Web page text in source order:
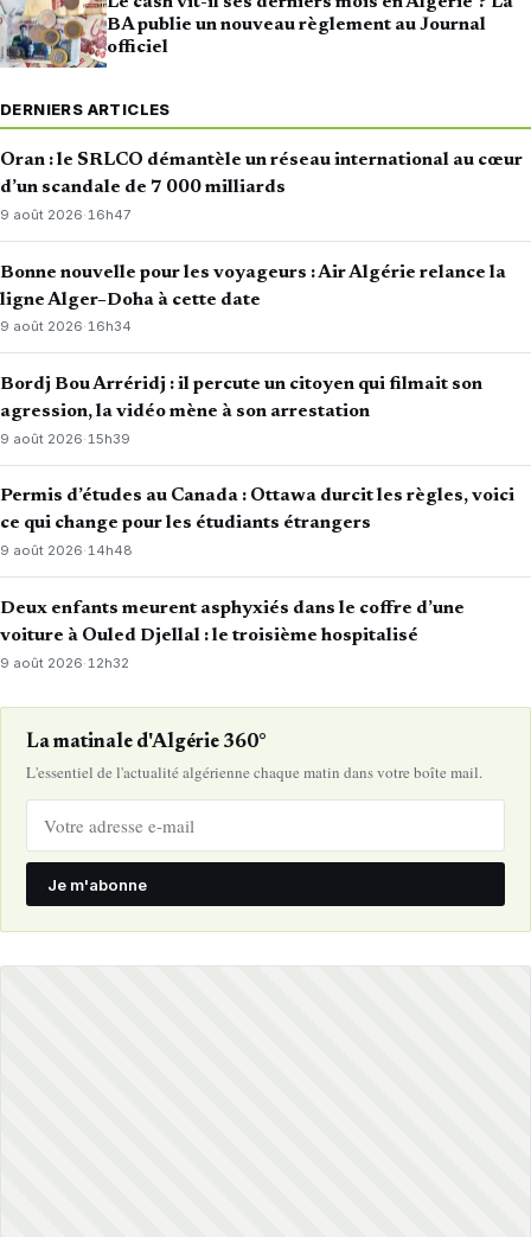
BA publie un nouveau règlement au Journal
officiel
DERNIERS ARTICLES
Oran : le SRLCO démantèle un réseau international au cœur
d’un scandale de 7 000 milliards
9 août 2026·16h47
Bonne nouvelle pour les voyageurs : Air Algérie relance la
ligne Alger–Doha à cette date
9 août 2026·16h34
Bordj Bou Arréridj : il percute un citoyen qui filmait son
agression, la vidéo mène à son arrestation
9 août 2026· 15h39
Permis d’études au Canada : Ottawa durcit les règles, voici
ce qui change pour les étudiants étrangers
9 août 2026·14h48
Deux enfants meurent asphyxiés dans le coffre d’une
voiture à Ouled Djellal : le troisième hospitalisé
9 août 2026· 12h32
La matinale d'Algérie 360°
L'essentiel de l'actualité algérienne chaque matin dans votre boîte mail.
Je m'abonne